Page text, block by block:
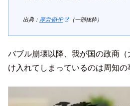
出典： 厚労省HP （一部抜粋）
バブル崩壊以降、我が国の政商
け入れてしまっているのは周知の